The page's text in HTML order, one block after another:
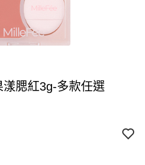
腮紅3g-多款任選